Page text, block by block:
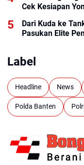
Cek Kesiapan
Dari Kuda ke
Pasukan Elite
Label
Headline News
Polda Banten